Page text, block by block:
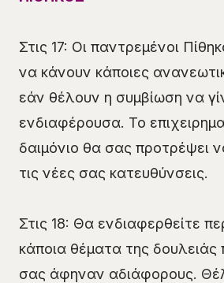
Στις 17: Οι παντρεμένοι
να κάνουν κάποιες
εάν θέλουν η συμβίωση να
ενδιαφέρουσα. Το
δαιμόνιο θα σας προτρέψει
τις νέες σας κατευθύνσεις.
Στις 18: Θα ενδιαφερθείτε
κάποια θέματα της
σας άφηναν αδιάφορους.